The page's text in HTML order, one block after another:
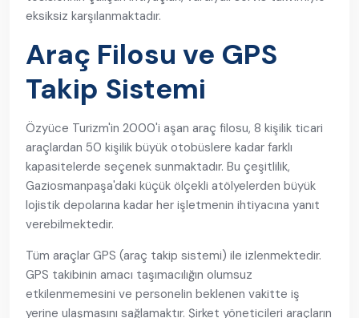
eksiksiz karşılanmaktadır.
Araç Filosu ve GPS
Takip Sistemi
Özyüce Turizm'in 2000'i aşan araç filosu, 8 kişilik ticari
araçlardan 50 kişilik büyük otobüslere kadar farklı
kapasitelerde seçenek sunmaktadır. Bu çeşitlilik,
Gaziosmanpaşa'daki küçük ölçekli atölyelerden büyük
lojistik depolarına kadar her işletmenin ihtiyacına yanıt
verebilmektedir.
Tüm araçlar GPS (araç takip sistemi) ile izlenmektedir.
GPS takibinin amacı taşımacılığın olumsuz
etkilenmemesini ve personelin beklenen vakitte iş
yerine ulaşmasını sağlamaktır. Şirket yöneticileri araçların